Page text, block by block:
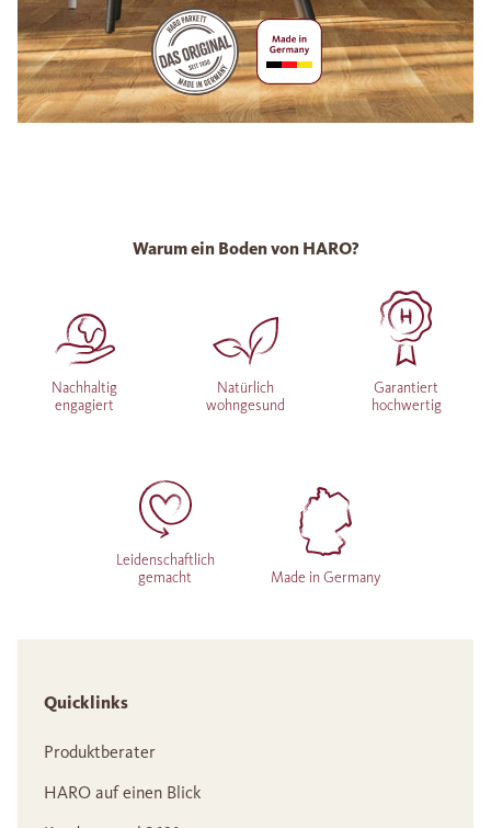
Warum ein Boden von HARO?
Nachhaltig
engagiert
Natürlich
wohngesund
Garantiert
hochwertig
Leidenschaftlich
gemacht
Made in Germany
Quicklinks
Produktberater
HARO auf einen Blick